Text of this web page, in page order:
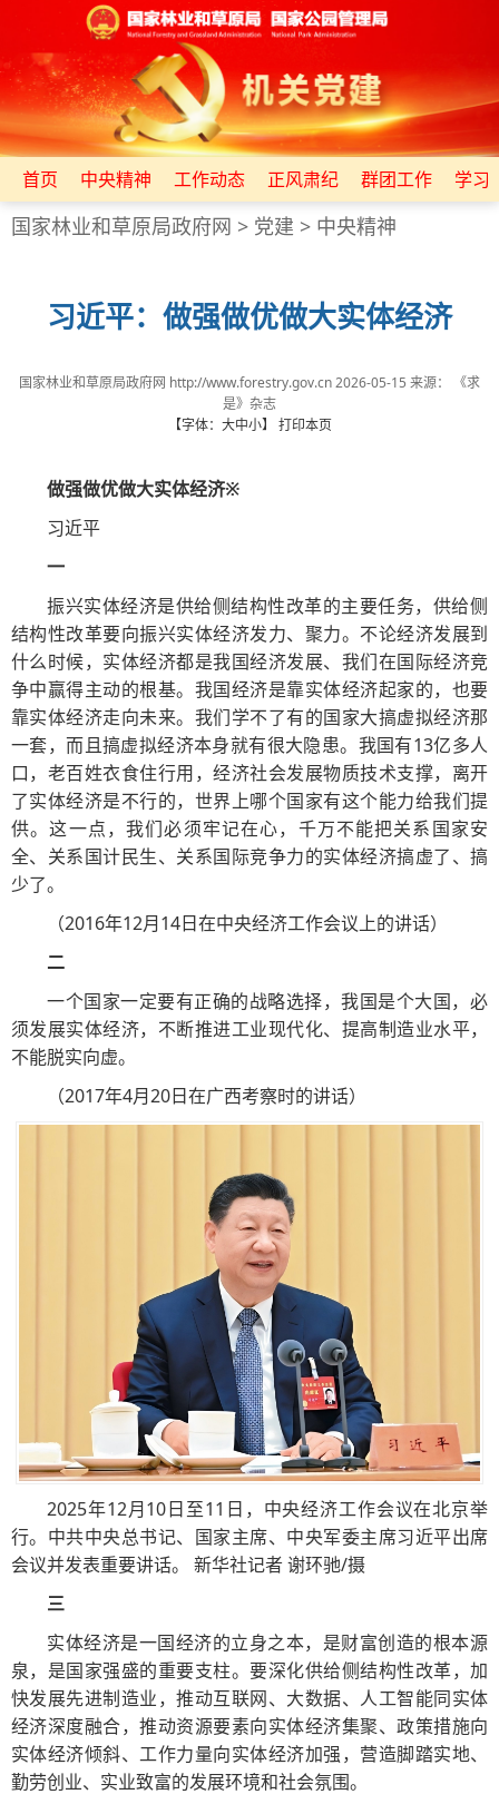
首页 中央精神 工作动态 正风肃纪 群团工作 学习
国家林业和草原局政府网 > 党建 > 中央精神
习近平：做强做优做大实体经济
国家林业和草原局政府网 http://www.forestry.gov.cn2026-05-15 来源：
《求
是》杂志
【字体： 大中小】 打印本页
做强做优做大实体经济※
习近平
一
振兴实体经济是供给侧结构性改革的主要任务，供给侧
结构性改革要向振兴实体经济发力、聚力。不论经济发展到
什么时候，实体经济都是我国经济发展、我们在国际经济竞
争中赢得主动的根基。我国经济是靠实体经济起家的，也要
靠实体经济走向未来。我们学不了有的国家大搞虚拟经济那
一套，而且搞虚拟经济本身就有很大隐患。我国有13亿多人
口，老百姓衣食住行用，经济社会发展物质技术支撑，离开
了实体经济是不行的，世界上哪个国家有这个能力给我们提
供。这一点，我们必须牢记在心，千万不能把关系国家安
全、关系国计民生、关系国际竞争力的实体经济搞虚了、搞
少了。
（2016年12月14日在中央经济工作会议上的讲话）
二
一个国家一定要有正确的战略选择，我国是个大国，必
须发展实体经济，不断推进工业现代化、提高制造业水平，
不能脱实向虚。
（2017年4月20日在广西考察时的讲话）
2025年12月10日至11日，中央经济工作会议在北京举
行。中共中央总书记、国家主席、中央军委主席习近平出席
会议并发表重要讲话。 新华社记者 谢环驰/摄
三
实体经济是一国经济的立身之本，是财富创造的根本源
泉，是国家强盛的重要支柱。要深化供给侧结构性改革，加
快发展先进制造业，推动互联网、大数据、人工智能同实体
经济深度融合，推动资源要素向实体经济集聚、政策措施向
实体经济倾斜、工作力量向实体经济加强，营造脚踏实地、
勤劳创业、实业致富的发展环境和社会氛围。